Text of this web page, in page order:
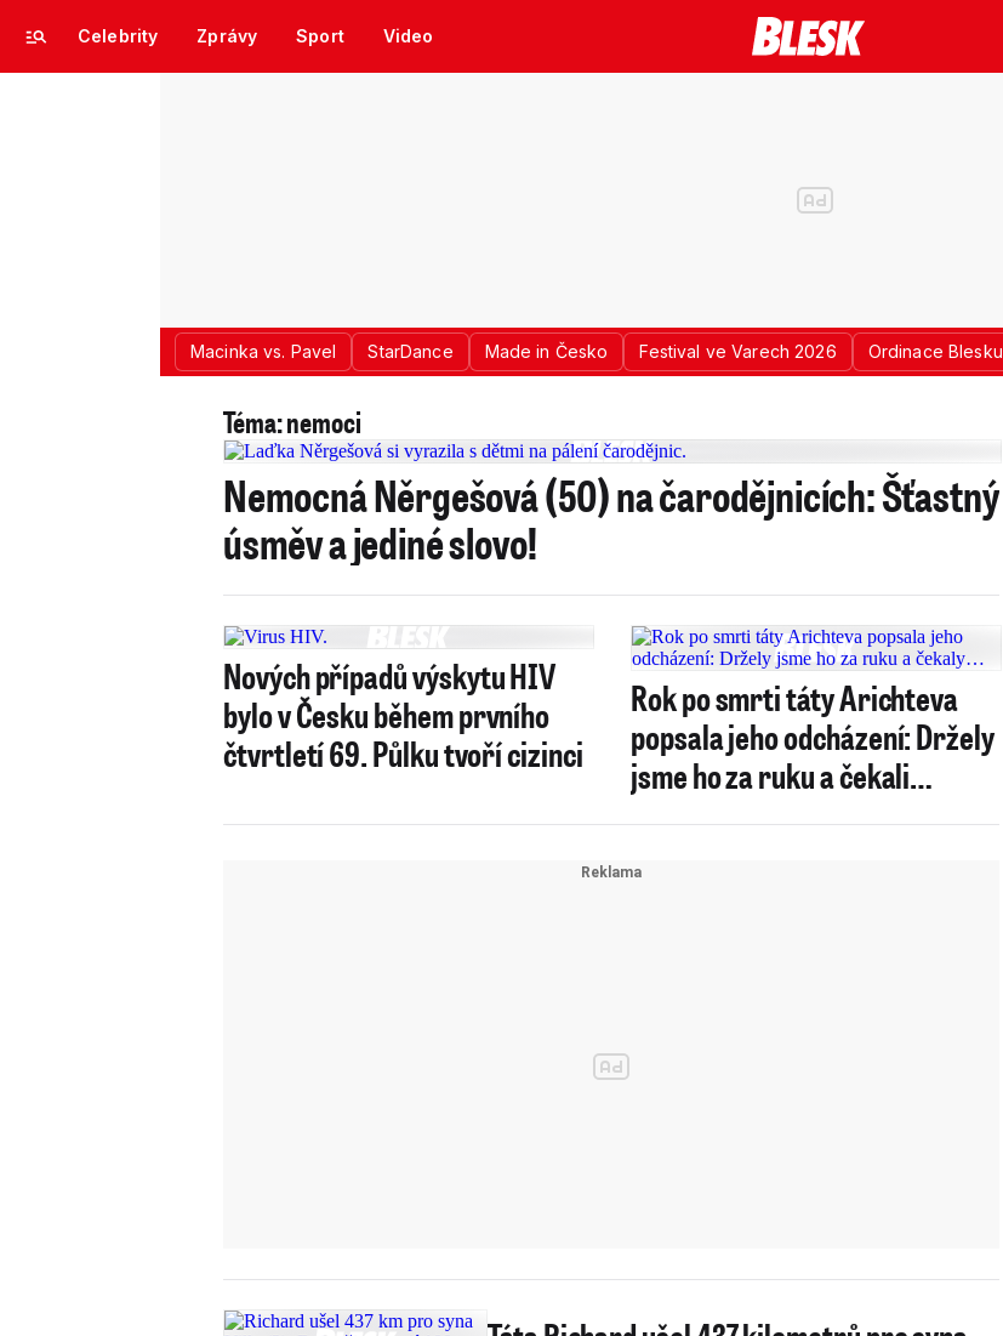
Celebrity Zprávy Sport Video
Macinka vs. Pavel StarDance Made in Česko Festival ve Varech 2026 Ordinace Blesku
Téma: nemoci
Nemocná Něrgešová (50) na čarodějnicích: Šťastný
úsměv a jediné slovo!
Nových případů výskytu HIV
bylo v Česku během prvního
čtvrtletí 69. Půlku tvoří cizinci
Rok po smrti táty Arichteva
popsala jeho odcházení: Držely
jsme ho za ruku a čekali…